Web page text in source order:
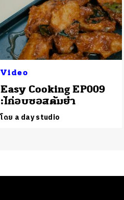
Video
Easy Cooking EP009
:ไก่อบซอสต้มยำ
โดย a day studio